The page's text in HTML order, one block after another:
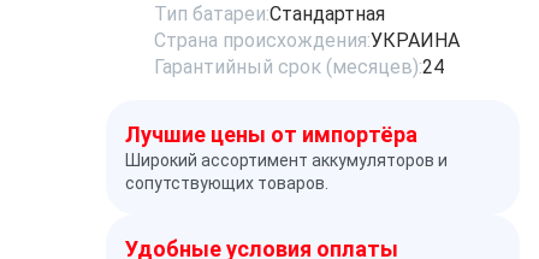
Тип батареи:Стандартная
Страна происхождения:УКРАИНА
Гарантийный срок (месяцев):24
Лучшие цены от импортёра
Широкий ассортимент аккумуляторов и
сопутствующих товаров.
Удобные условия оплаты